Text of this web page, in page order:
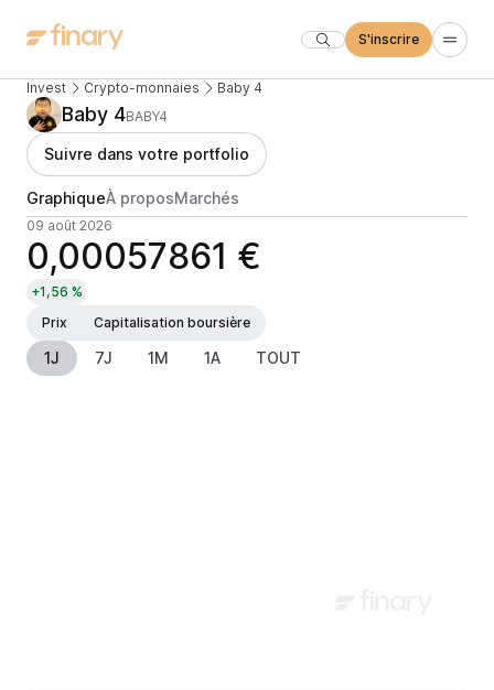
S'inscrire
Invest Crypto-monnaies Baby 4
Baby 4BABY4
Suivre dans votre portfolio
GraphiqueÀ proposMarchés
09 août 2026
0,00057861 €
+1,56 %
Prix
Capitalisation boursière
1J 7J 1M 1A TOUT